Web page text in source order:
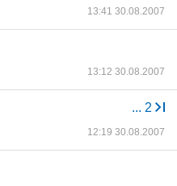
13:41 30.08.2007
13:12 30.08.2007
... 2
12:19 30.08.2007